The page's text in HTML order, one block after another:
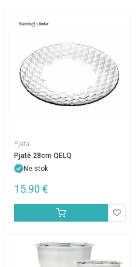
Pjata
Pjatë 28cm QELQ
Në stok
15.90 €